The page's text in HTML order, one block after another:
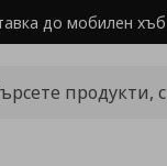
до мобилен хъб